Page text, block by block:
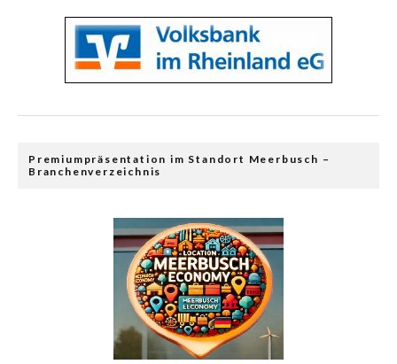
Premiumpräsentation im Standort Meerbusch –
Branchenverzeichnis